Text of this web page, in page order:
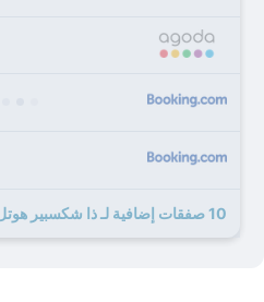
10 صفقات إضافية لـ ذا شكسبير هوتل